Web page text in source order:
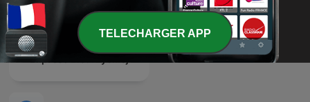
Express Biedrzyckiej
TELECHARGER APP